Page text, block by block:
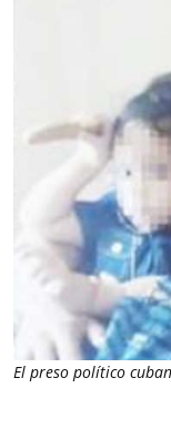
El preso político